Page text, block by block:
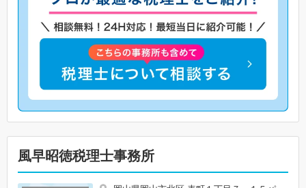
風早昭徳税理士事務所